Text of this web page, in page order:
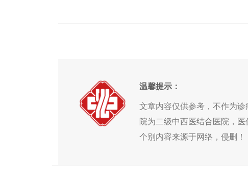
温馨提示：
文章内容仅供参考，不作为
院为二级中西医结合医院，医
个别内容来源于网络，侵删！